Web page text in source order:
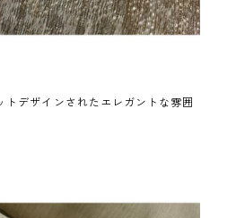
トデザインされたエレガントな雰囲